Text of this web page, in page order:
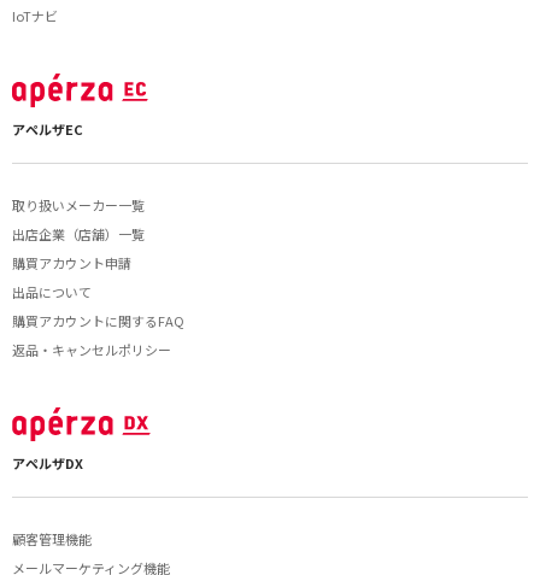
IoTナビ
アペルザEC
取り扱いメーカー一覧
出店企業（店舗）一覧
購買アカウント申請
出品について
購買アカウントに関するFAQ
返品・キャンセルポリシー
アペルザDX
顧客管理機能
メールマーケティング機能